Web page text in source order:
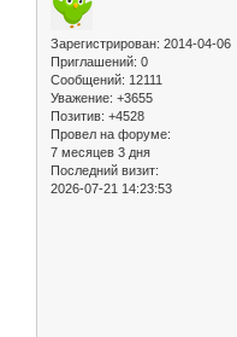
Зарегистрирован: 2014-04-06
Приглашений: 0
Сообщений: 12111
Уважение: +3655
Позитив: +4528
Провел на форуме:
7 месяцев 3 дня
Последний визит:
2026-07-21 14:23:53